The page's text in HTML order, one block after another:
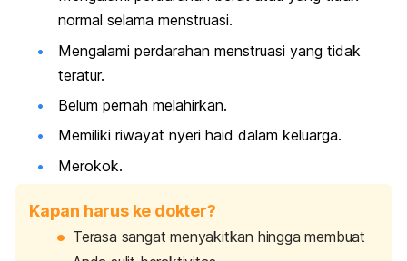
normal selama menstruasi.
Mengalami perdarahan menstruasi yang tidak
teratur.
Belum pernah melahirkan.
Memiliki riwayat nyeri haid dalam keluarga.
Merokok.
Kapan harus ke dokter?
Terasa sangat menyakitkan hingga membuat